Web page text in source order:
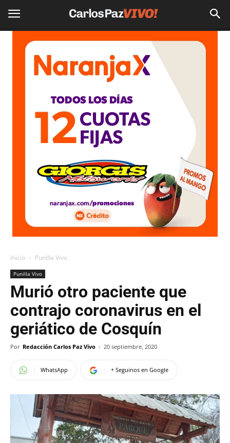
Inicio Punilla Vivo
Punilla Vivo
Murió otro paciente que
contrajo coronavirus en el
geriático de Cosquín
Por Redacción Carlos Paz Vivo - 20 septiembre, 2020
WhatsApp + Seguinos en Google